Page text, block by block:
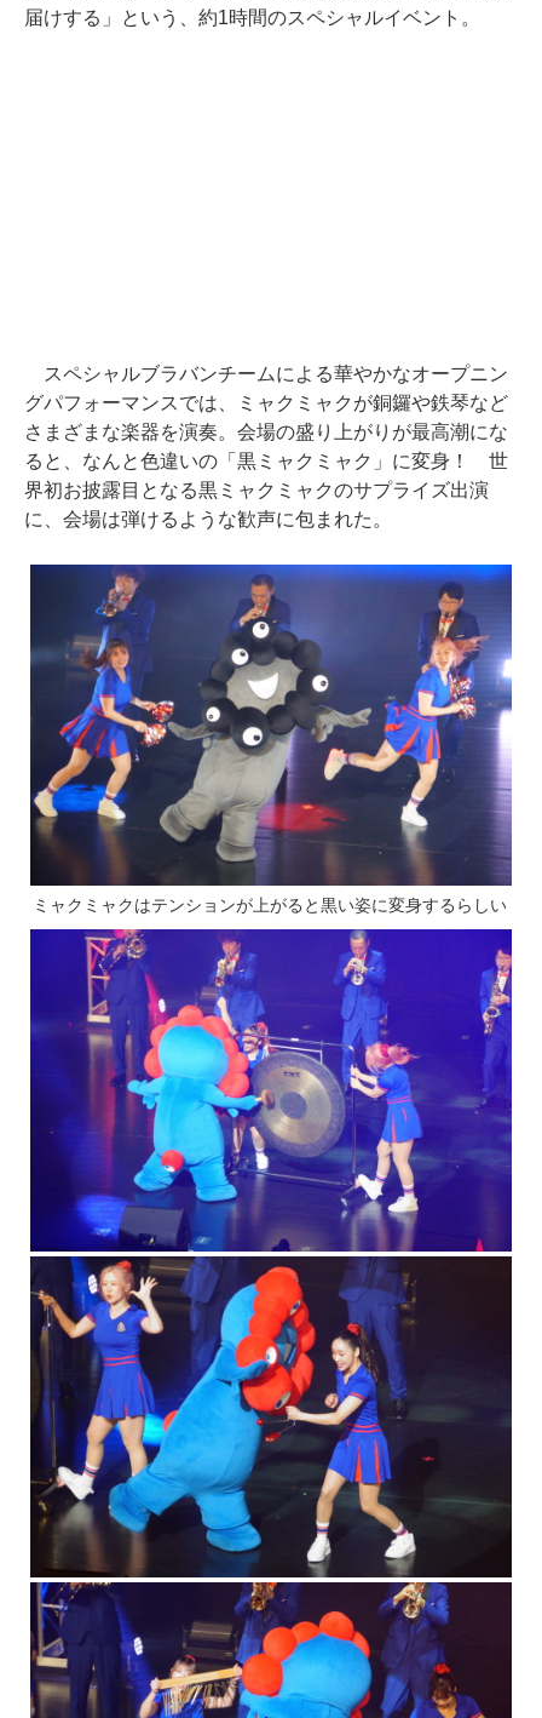
届けする」という、約1時間のスペシャルイベント。
スペシャルブラバンチームによる華やかなオープニン
グパフォーマンスでは、ミャクミャクが銅鑼や鉄琴など
さまざまな楽器を演奏。会場の盛り上がりが最高潮にな
ると、なんと色違いの「黒ミャクミャク」に変身！ 世
界初お披露目となる黒ミャクミャクのサプライズ出演
に、会場は弾けるような歓声に包まれた。
ミャクミャクはテンションが上がると黒い姿に変身するらしい